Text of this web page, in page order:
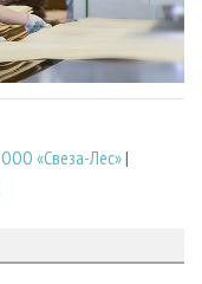
ООО «Свеза-Лес»|